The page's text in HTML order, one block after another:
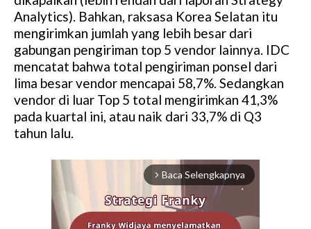
Analytics). Bahkan, raksasa Korea Selatan itu
mengirimkan jumlah yang lebih besar dari
gabungan pengiriman top 5 vendor lainnya. IDC
mencatat bahwa total pengiriman ponsel dari
lima besar vendor mencapai 58,7%. Sedangkan
vendor di luar Top 5 total mengirimkan 41,3%
pada kuartal ini, atau naik dari 33,7% di Q3
tahun lalu.
arrow_forward_ios Baca Selengkapnya